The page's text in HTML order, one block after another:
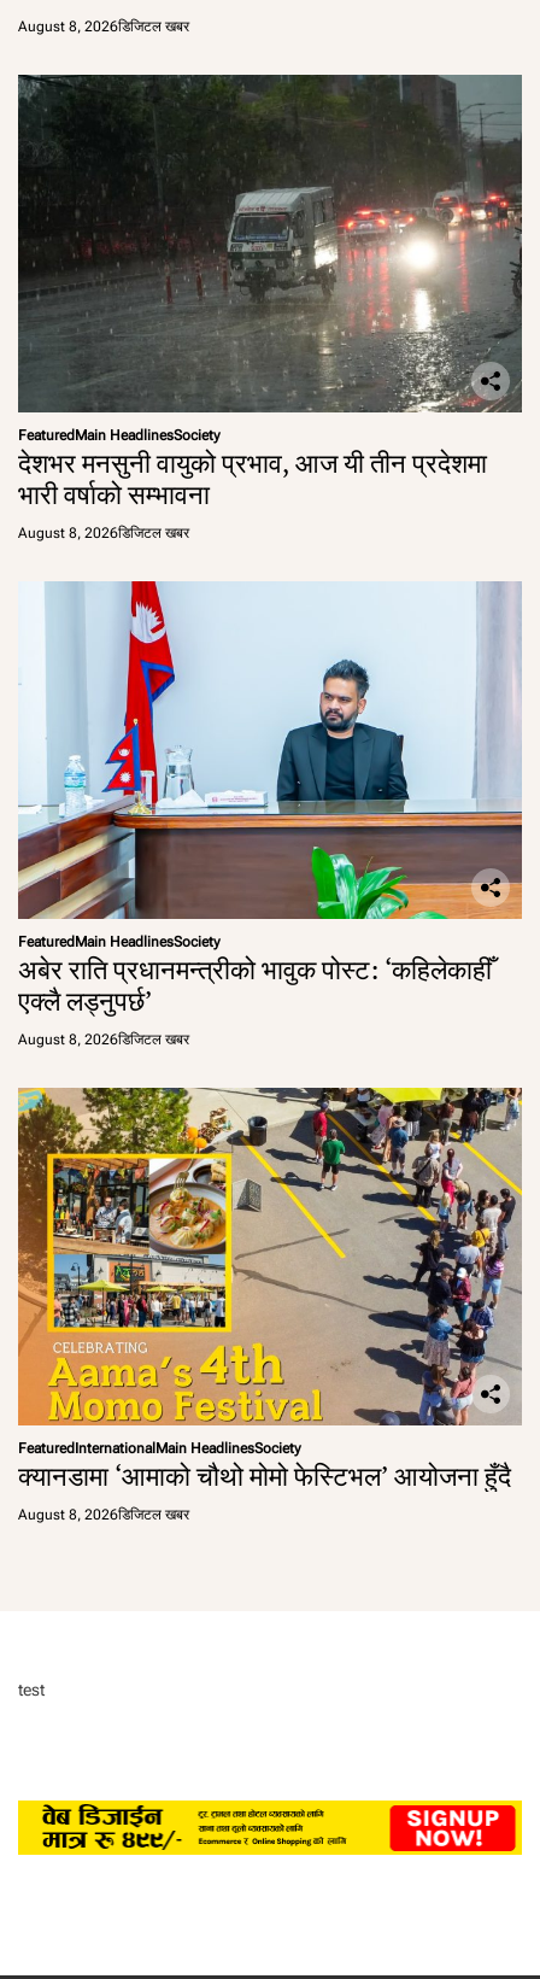
August 8, 2026डिजिटल खबर
FeaturedMain HeadlinesSociety
देशभर मनसुनी वायुको प्रभाव, आज यी तीन प्रदेशमा
भारी वर्षाको सम्भावना
August 8, 2026डिजिटल खबर
FeaturedMain HeadlinesSociety
अबेर राति प्रधानमन्त्रीको भावुक पोस्ट: ‘कहिलेकाहीँ
एक्लै लड्नुपर्छ’
August 8, 2026डिजिटल खबर
FeaturedInternationalMain HeadlinesSociety
क्यानडामा ‘आमाको चौथो मोमो फेस्टिभल’ आयोजना हुँदै
August 8, 2026डिजिटल खबर
test